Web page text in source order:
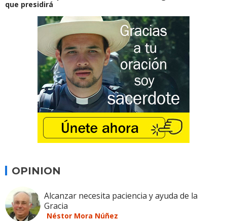
que presidirá
OPINION
Alcanzar necesita paciencia y ayuda de la
Gracia
Néstor Mora Núñez